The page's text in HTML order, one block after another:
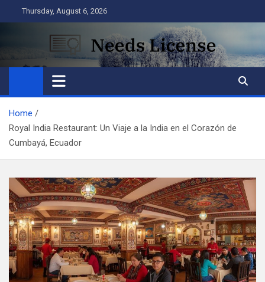
to
Thursday, August 6, 2026
Needs License
Business
Home
Royal India Restaurant: Un Viaje a la India en el Corazón de
Cumbayá, Ecuador